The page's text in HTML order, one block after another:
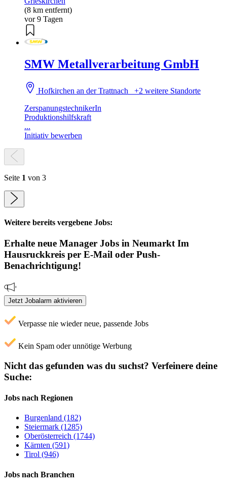
(8 km entfernt)
vor 9 Tagen
SMW Metallverarbeitung GmbH
Hofkirchen an der Trattnach+2 weitere Standorte
ZerspanungstechnikerIn
Produktionshilfskraft
...
Initiativ bewerben
Seite 1 von 3
Weitere bereits vergebene Jobs:
Erhalte neue Manager Jobs in Neumarkt Im
Hausruckkreis per E-Mail oder Push-
Benachrichtigung!
Jetzt Jobalarm aktivieren
Verpasse nie wieder neue, passende Jobs
Kein Spam oder unnötige Werbung
Nicht das gefunden was du suchst? Verfeinere deine
Suche:
Jobs nach Regionen
Burgenland (182)
Steiermark (1285)
Oberösterreich (1744)
Kärnten (591)
Tirol (946)
Jobs nach Branchen